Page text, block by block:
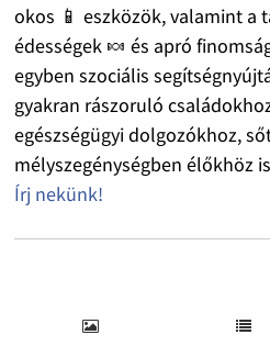
okos 📱 eszközök, valamint a
édességek 🍬 és apró
egyben szociális
gyakran rászoruló
egészségügyi dolgozókhoz,
mélyszegénységben élőkhöz
Írj nekünk!